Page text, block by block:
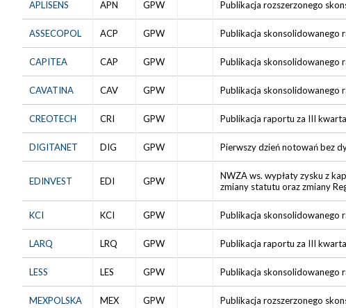
APLISENS APN GPW Publikacja rozszerzonego
ASSECOPOL ACP GPW Publikacja skonsolidowanego
CAPITEA CAP GPW Publikacja skonsolidowanego
CAVATINA CAV GPW Publikacja skonsolidowanego
CREOTECH CRI GPW Publikacja raportu za III
DIGITANET DIG GPW Pierwszy dzień notowań bez
EDINVEST EDI GPW
NWZA ws. wypłaty zysku z
zmiany statutu oraz zmiany
KCI KCI GPW Publikacja skonsolidowanego
LARQ LRQ GPW Publikacja raportu za III
LESS LES GPW Publikacja skonsolidowanego
MEXPOLSKA MEX GPW Publikacja rozszerzonego